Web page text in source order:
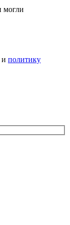
могли
и политику